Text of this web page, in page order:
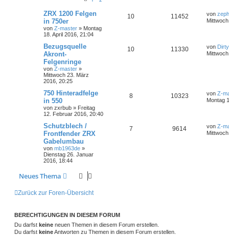
ZRX 1200 Felgen
in 750er
von Z-master » Montag
18. April 2016, 21:04
10 11452 von
Bezugsquelle
Akront-
Felgenringe
von Z-master »
Mittwoch 23. März
2016, 20:25
10 11330 von
750 Hinteradfelge
in 550
von zxrbub » Freitag
12. Februar 2016, 20:40
8 10323 von Z-
Montag
Schutzblech /
Frontfender ZRX
Gabelumbau
von mb1963de »
Dienstag 26. Januar
2016, 18:44
7 9614 von Z-
Neues Thema
Zurück zur Foren-Übersicht
BERECHTIGUNGEN IN DIESEM FORUM
Du darfst keine neuen Themen in diesem Forum erstellen.
Du darfst keineAntworten zu Themen in diesem Forum erstellen.